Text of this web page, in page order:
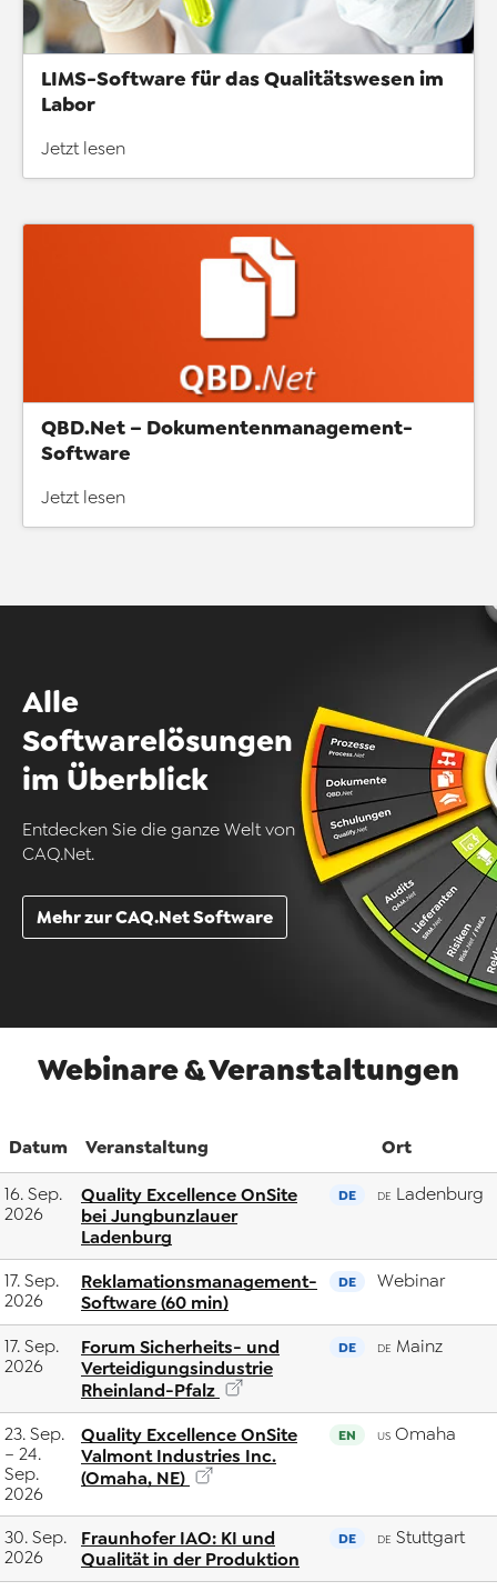
LIMS-Software für das Qualitätswesen im
Labor
Jetzt lesen
QBD.Net – Dokumentenmanagement-
Software
Jetzt lesen
Alle
Softwarelösungen
im Überblick
Entdecken Sie die ganze Welt von
CAQ.Net.
Mehr zur CAQ.Net Software
Webinare & Veranstaltungen
Datum Veranstaltung Ort
16. Sep.
2026
Quality Excellence OnSite
bei Jungbunzlauer
Ladenburg
DE DE Ladenburg
17. Sep.
2026
Reklamationsmanagement-
Software (60 min)
DE Webinar
17. Sep.
2026
Forum Sicherheits- und
Verteidigungsindustrie
Rheinland-Pfalz
DE DE Mainz
23. Sep.
– 24.
Sep.
2026
Quality Excellence OnSite
Valmont Industries Inc.
(Omaha, NE)
EN US Omaha
30. Sep.
2026
Fraunhofer IAO: KI und
Qualität in der Produktion
DE DE Stuttgart